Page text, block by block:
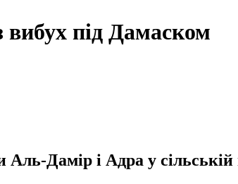
вибух під Дамаском
Дамір і Адра у сільській